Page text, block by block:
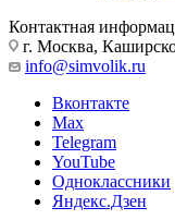
Контактная
г. Москва,
info@simvolik.ru
Вконтакте
Max
Telegram
YouTube
Одноклассники
Яндекс.Дзен